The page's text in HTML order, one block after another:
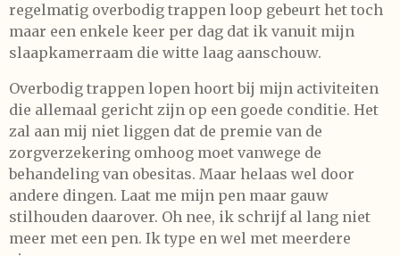
regelmatig overbodig trappen loop gebeurt het toch
maar een enkele keer per dag dat ik vanuit mijn
slaapkamerraam die witte laag aanschouw.
Overbodig trappen lopen hoort bij mijn activiteiten
die allemaal gericht zijn op een goede conditie. Het
zal aan mij niet liggen dat de premie van de
zorgverzekering omhoog moet vanwege de
behandeling van obesitas. Maar helaas wel door
andere dingen. Laat me mijn pen maar gauw
stilhouden daarover. Oh nee, ik schrijf al lang niet
meer met een pen. Ik type en wel met meerdere